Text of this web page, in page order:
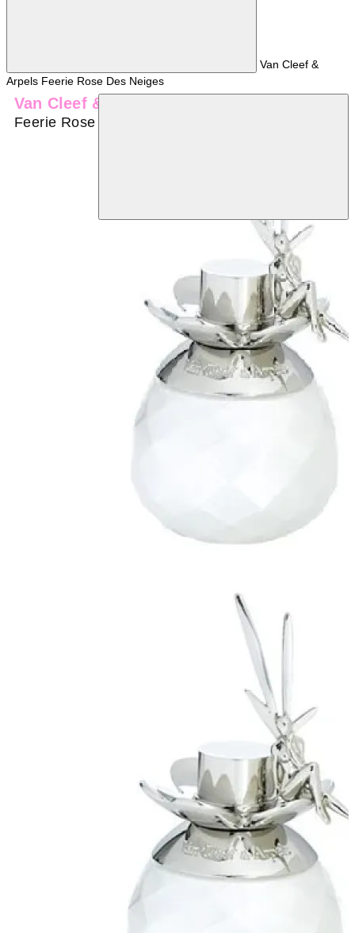
Van Cleef &
Arpels Feerie Rose Des Neiges
Van Cleef & Arpels
Feerie Rose Des Neiges